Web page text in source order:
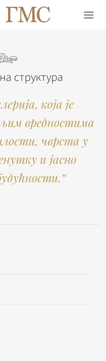
структура
која је
вредностима
чврста у
и јасно